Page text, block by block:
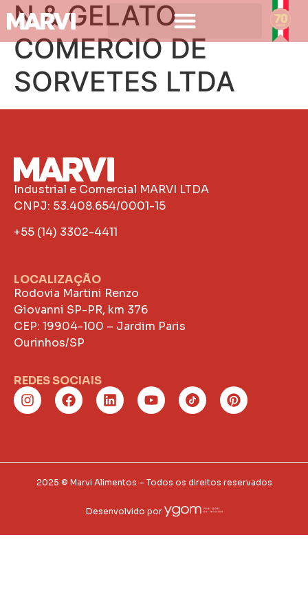
N & GELATO
COMERCIO DE
SORVETES LTDA
Industrial e Comercial MARVI LTDA
CNPJ: 53.408.654/0001-15
+55 (14) 3302-4411
LOCALIZAÇÃO
Rodovia Martini Renzo
Giovanni SP-PR, km 376
CEP: 19904-100 – Jardim Paris
Ourinhos/SP
REDES SOCIAIS
2025 © Marvi Alimentos – Todos os direitos reservados
Desenvolvido por